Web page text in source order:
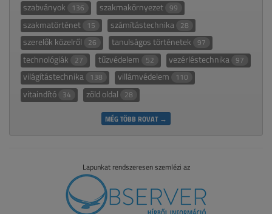
szabványok 136 szakmakörnyezet 99
szakmatörténet 15 számítástechnika 28
szerelők közelről 26 tanulságos történetek 97
technológiák 27 tűzvédelem 52 vezérléstechnika 97
világítástechnika 138 villámvédelem 110
vitaindító 34 zöld oldal 28
MÉG TÖBB ROVAT →
Lapunkat rendszeresen szemlézi az